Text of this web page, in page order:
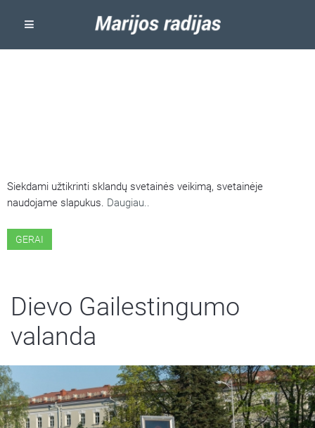
Siekdami užtikrinti sklandų svetainės veikimą, svetainėje
naudojame slapukus. Daugiau..
GERAI
Dievo Gailestingumo
valanda